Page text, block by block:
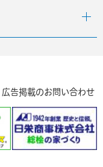
広告掲載のお問い合わせ